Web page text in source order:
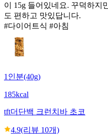
이 15g 들어있네요. 꾸덕하지
도 편하고 맛있답니다.
#다이어트식 #아침
1인분(40g)
185kcal
tft더단백 크런치바 초코
4.9(리뷰 10개)